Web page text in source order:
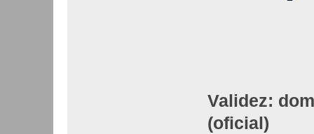
Validez:
(oficial)